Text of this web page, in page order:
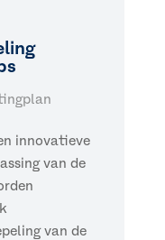
innovatieve
van de
van de